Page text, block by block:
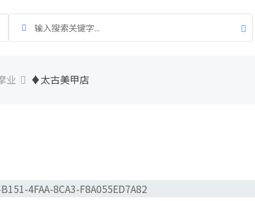
业 ♦太古美甲店